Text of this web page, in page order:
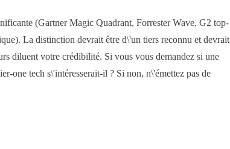
(Gartner Magic Quadrant, Forrester Wave, G2 top-
La distinction devrait être d\'un tiers reconnu et devrait
diluent votre crédibilité. Si vous vous demandez si une
one tech s\'intéresserait-il ? Si non, n\'émettez pas de